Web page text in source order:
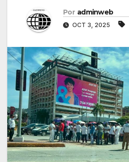
Por adminweb
OCT 3, 2025